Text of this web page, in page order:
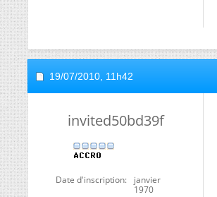
19/07/2010, 11h42
invited50bd39f
Date d'inscription
janvier
1970